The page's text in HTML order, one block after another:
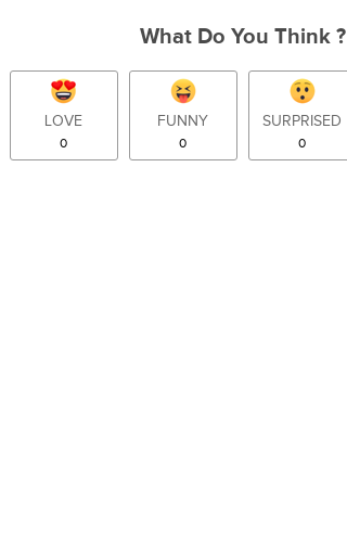
What Do You Think ?
LOVE
0
FUNNY
0
SURPRISED
0